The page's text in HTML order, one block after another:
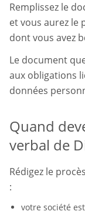
Remplissez le
et vous aurez le
dont vous avez
Le document
aux obligations
données
Quand
verbal de
Rédigez le
:
votre société